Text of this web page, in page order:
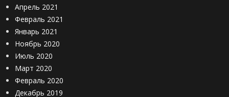
Апрель 2021
Февраль 2021
Январь 2021
Ноябрь 2020
Июль 2020
Март 2020
Февраль 2020
Декабрь 2019